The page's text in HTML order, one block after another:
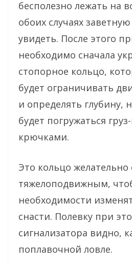
бесполезно лежать на
обоих случаях
увидеть. После этого
необходимо сначала
стопорное кольцо,
будет ограничивать
и определять глубину,
будет погружаться
крючками.
Это кольцо желательно
тяжелоподвижным,
необходимости
снасти. Полевку при
сигнализатора видно,
поплавочной ловле.